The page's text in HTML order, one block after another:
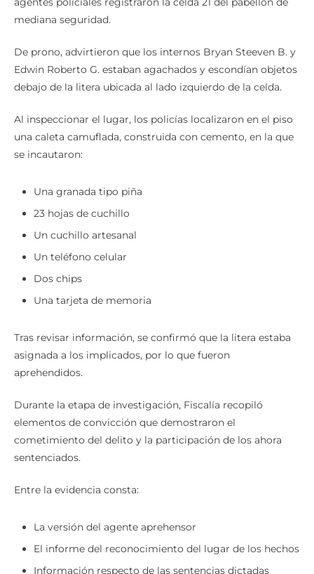
mediana seguridad.
De prono, advirtieron que los internos Bryan Steeven B. y
Edwin Roberto G. estaban agachados y escondían objetos
debajo de la litera ubicada al lado izquierdo de la celda.
Al inspeccionar el lugar, los policías localizaron en el piso
una caleta camuflada, construida con cemento, en la que
se incautaron:
Una granada tipo piña
23 hojas de cuchillo
Un cuchillo artesanal
Un teléfono celular
Dos chips
Una tarjeta de memoria
Tras revisar información, se confirmó que la litera estaba
asignada a los implicados, por lo que fueron
aprehendidos.
Durante la etapa de investigación, Fiscalía recopiló
elementos de convicción que demostraron el
cometimiento del delito y la participación de los ahora
sentenciados.
Entre la evidencia consta:
La versión del agente aprehensor
El informe del reconocimiento del lugar de los hechos
Información respecto de las sentencias dictadas